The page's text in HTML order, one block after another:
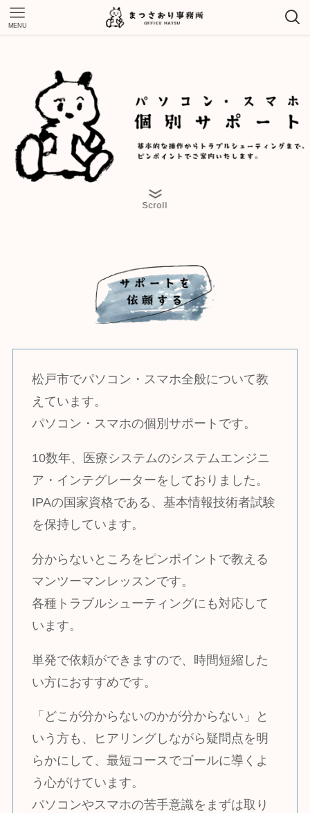
MENU
Scroll
松戸市でパソコン・スマホ全般について教
えています。
パソコン・スマホの個別サポートです。
10数年、医療システムのシステムエンジニ
ア・インテグレーターをしておりました。
IPAの国家資格である、基本情報技術者試験
を保持しています。
分からないところをピンポイントで教える
マンツーマンレッスンです。
各種トラブルシューティングにも対応して
います。
単発で依頼ができますので、時間短縮した
い方におすすめです。
「どこが分からないのかが分からない」と
いう方も、ヒアリングしながら疑問点を明
らかにして、最短コースでゴールに導くよ
う心がけています。
パソコンやスマホの苦手意識をまずは取り